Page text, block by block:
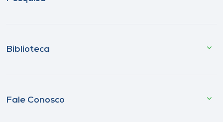
Biblioteca
Fale Conosco